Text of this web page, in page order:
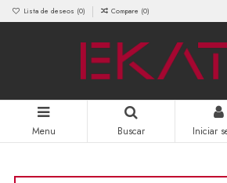
Lista de deseos (0) Compare (0)
Menu Buscar Iniciar